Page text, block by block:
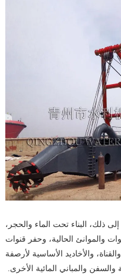
ذلك، البناء تحت الماء والحجر،
والموانئ الحالية، وحفر قنوات
والأخاديد الأساسية لأرصفة
والمباني المائية الأخرى.